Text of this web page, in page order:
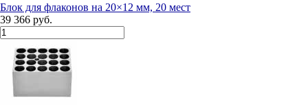
Блок для флаконов на 20×12 мм, 20 мест
39 366 руб.